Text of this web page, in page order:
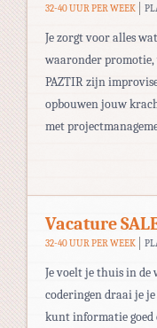
32-40 UUR PER WEEK
Je zorgt voor alles
waaronder promotie,
PAZTIR zijn
opbouwen jouw
met
Vacature
32-40 UUR PER WEEK
Je voelt je thuis in
coderingen draai je
kunt informatie goed